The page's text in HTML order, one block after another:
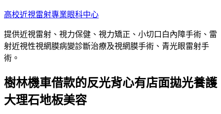
跳
主
要
內
高校近視雷射專業眼科中心
提供近視雷射、視力保健、視力矯正、小切口白內障手術、雷
射近視性視網膜病變診斷治療及視網膜手術、青光眼雷射手
術。
樹林機車借款的反光背心有店面拋光養護
大理石地板美容